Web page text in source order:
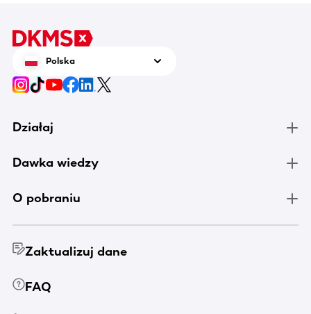
Polska
Działaj
Dawka wiedzy
O pobraniu
Zaktualizuj dane
FAQ